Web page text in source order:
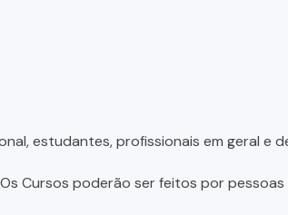
estudantes, profissionais em geral e
Cursos poderão ser feitos por